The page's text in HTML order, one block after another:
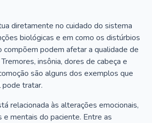
diretamente no cuidado do sistema
biológicas e em como os distúrbios
compõem podem afetar a qualidade de
insônia, dores de cabeça e
são alguns dos exemplos que
tratar.
relacionada às alterações emocionais,
mentais do paciente. Entre as